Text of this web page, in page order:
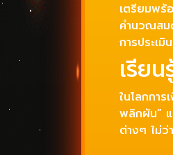
เตรียมพร้
คำนวณสม
การประเ
เรีย
ในโลกกา
พลิกผัน” แ
ต่างๆ ไม่